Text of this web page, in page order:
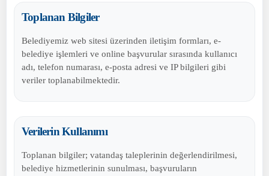
Toplanan Bilgiler
Belediyemiz web sitesi üzerinden iletişim formları, e-
belediye işlemleri ve online başvurular sırasında kullanıcı
adı, telefon numarası, e-posta adresi ve IP bilgileri gibi
veriler toplanabilmektedir.
Verilerin Kullanımı
Toplanan bilgiler; vatandaş taleplerinin değerlendirilmesi,
belediye hizmetlerinin sunulması, başvuruların